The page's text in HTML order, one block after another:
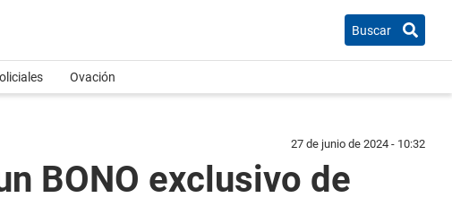
Buscar
Ovación
27 de junio de 2024 - 10:32
BONO exclusivo de